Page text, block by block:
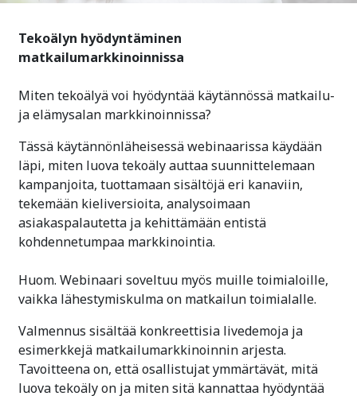
Tekoälyn hyödyntäminen
matkailumarkkinoinnissa
Miten tekoälyä voi hyödyntää käytännössä matkailu-
ja elämysalan markkinoinnissa?
Tässä käytännönläheisessä webinaarissa käydään
läpi, miten luova tekoäly auttaa suunnittelemaan
kampanjoita, tuottamaan sisältöjä eri kanaviin,
tekemään kieliversioita, analysoimaan
asiakaspalautetta ja kehittämään entistä
kohdennetumpaa markkinointia.
Huom. Webinaari soveltuu myös muille toimialoille,
vaikka lähestymiskulma on matkailun toimialalle.
Valmennus sisältää konkreettisia livedemoja ja
esimerkkejä matkailumarkkinoinnin arjesta.
Tavoitteena on, että osallistujat ymmärtävät, mitä
luova tekoäly on ja miten sitä kannattaa hyödyntää